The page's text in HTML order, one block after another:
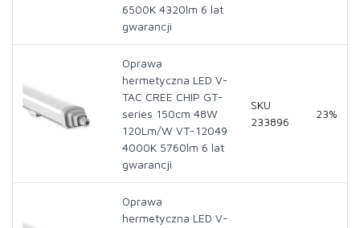
6500K 4320lm 6 lat
gwarancji
Oprawa
hermetyczna LED V-
TAC CREE CHIP GT-
series 150cm 48W
120Lm/W VT-12049
4000K 5760lm 6 lat
gwarancji
SKU
233896
23%
Oprawa
hermetyczna LED V-